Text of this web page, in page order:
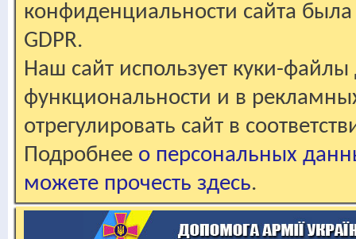
конфиденциальности сайта
GDPR.
Наш сайт использует куки-файлы
функциональности и в
отрегулировать сайт в
Подробнее о персональных
можете прочесть здесь.